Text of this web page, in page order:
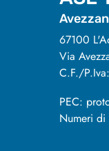
67100
Via
C.F./
PEC:
Numeri